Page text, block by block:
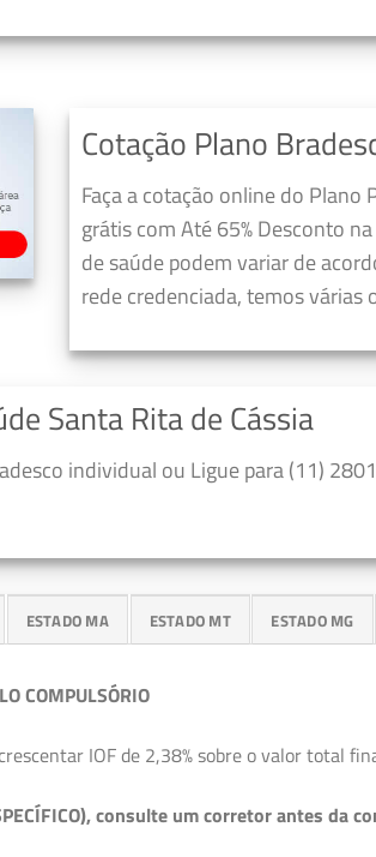
Cotação Plano
Faça a cotação online do Plano
grátis com Até 65% Desconto
de saúde podem variar de
rede credenciada, temos várias
Santa Rita de Cássia
individual ou Ligue para (11)
ESTADO MA ESTADO MT ESTADO MG
COMPULSÓRIO
IOF de 2,38% sobre o valor total
consulte um corretor antes da